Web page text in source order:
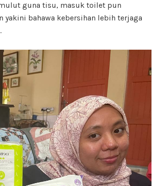
guna tisu, masuk toilet pun
bahawa kebersihan lebih terjaga